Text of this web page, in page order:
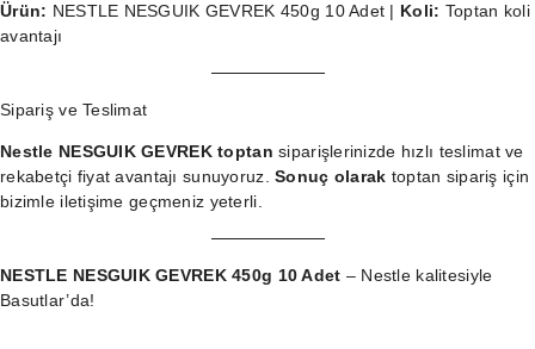
Ürün: NESTLE NESGUIK GEVREK 450g 10 Adet | Koli: Toptan koli
avantajı
Sipariş ve Teslimat
Nestle NESGUIK GEVREK toptan siparişlerinizde hızlı teslimat ve
rekabetçi fiyat avantajı sunuyoruz.Sonuç olarak toptan sipariş için
bizimle iletişime geçmeniz yeterli.
NESTLE NESGUIK GEVREK 450g 10 Adet – Nestle kalitesiyle
Basutlar’da!